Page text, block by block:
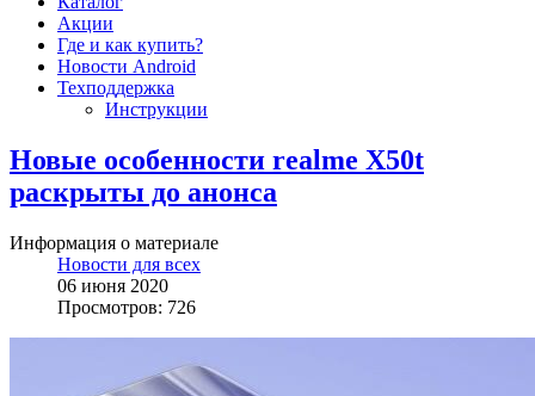
Акции
Где и как купить?
Новости Android
Техподдержка
Инструкции
Новые особенности realme X50t
раскрыты до анонса
Информация о материале
Новости для всех
06 июня 2020
Просмотров: 726